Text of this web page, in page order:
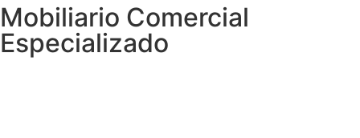
Mobiliario Comercial
Especializado